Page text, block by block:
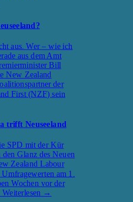
aus. Wer – wie ich
aus dem Amt
Bill
New Zealand
der
First (NZF) sein
trifft Neuseeland
SPD mit der Kür
Glanz des Neuen
Zealand Labour
am 1.
Wochen vor der
Weiterlesen →